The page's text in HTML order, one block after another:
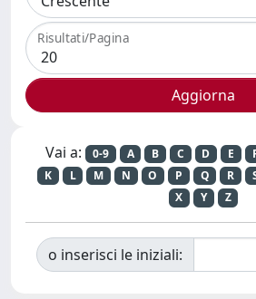
Risultati/Pagina
Vai a: 0-9 A B C D E
K
L M N O P Q R
X
Y Z
o inserisci le iniziali: